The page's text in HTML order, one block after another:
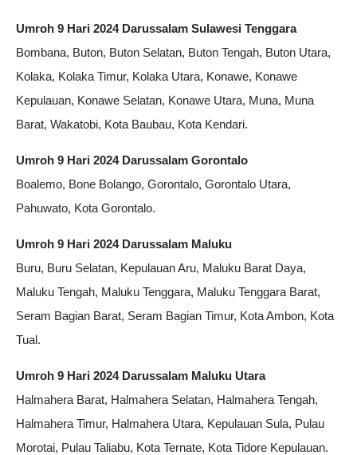
Umroh 9 Hari 2024 Darussalam Sulawesi Tenggara
Bombana, Buton, Buton Selatan, Buton Tengah, Buton Utara,
Kolaka, Kolaka Timur, Kolaka Utara, Konawe, Konawe
Kepulauan, Konawe Selatan, Konawe Utara, Muna, Muna
Barat, Wakatobi, Kota Baubau, Kota Kendari.
Umroh 9 Hari 2024 Darussalam Gorontalo
Boalemo, Bone Bolango, Gorontalo, Gorontalo Utara,
Pahuwato, Kota Gorontalo.
Umroh 9 Hari 2024 Darussalam Maluku
Buru, Buru Selatan, Kepulauan Aru, Maluku Barat Daya,
Maluku Tengah, Maluku Tenggara, Maluku Tenggara Barat,
Seram Bagian Barat, Seram Bagian Timur, Kota Ambon, Kota
Tual.
Umroh 9 Hari 2024 Darussalam Maluku Utara
Halmahera Barat, Halmahera Selatan, Halmahera Tengah,
Halmahera Timur, Halmahera Utara, Kepulauan Sula, Pulau
Morotai, Pulau Taliabu, Kota Ternate, Kota Tidore Kepulauan.